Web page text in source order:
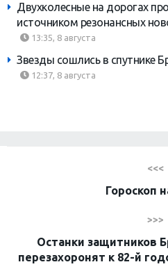
Двухколесные на дорогах
источником резонансных
13:35, 8 августа
Звезды сошлись в спутнике
12:37, 8 августа
<<<
Гороскоп
>>>
Останки защитников
перезахоронят к 82-й